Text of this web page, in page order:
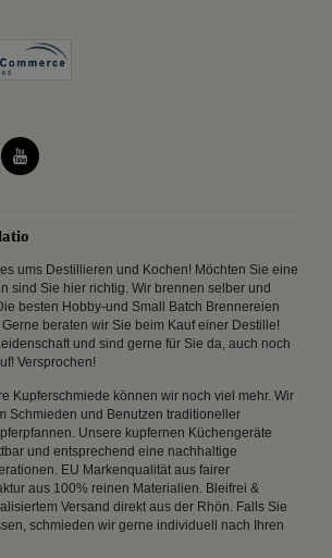
ums Destillieren und Kochen! Möchten Sie eine
sind Sie hier richtig. Wir brennen selber und
besten Hobby-und Small Batch Brennereien
beraten wir Sie beim Kauf einer Destille!
und sind gerne für Sie da, auch noch
Versprochen!
Kupferschmiede können wir noch viel mehr. Wir
Schmieden und Benutzen traditioneller
Unsere kupfernen Küchengeräte
und entsprechend eine nachhaltige
EU Markenqualität aus fairer
aus 100% reinen Materialien. Bleifrei &
Versand direkt aus der Rhön. Falls Sie
schmieden wir gerne individuell nach Ihren